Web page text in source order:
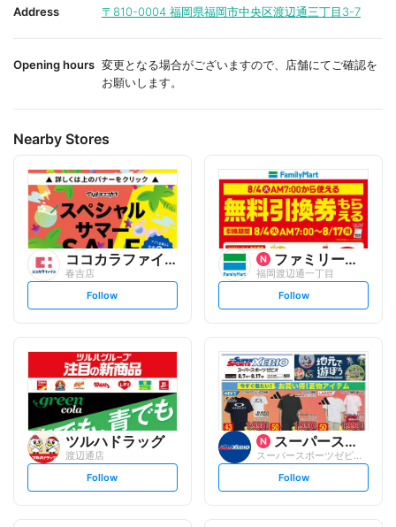
i
t
i
t
Address 〒810-0004 福岡県福岡市中央区渡辺通三丁目3-7
Opening hours 変更となる場合がございますので、店舗にてご確認を
お願いします。
Nearby Stores
ココカラファイン
春吉店
s
l
o
w
Follow
ファミリーマート
福岡渡辺通一丁目
s
l
o
w
Follow
ツルハドラッグ
渡辺通店
s
Follow
スーパースポーツゼビオ
スーパースポーツゼビオ福岡天神店
s
Follow